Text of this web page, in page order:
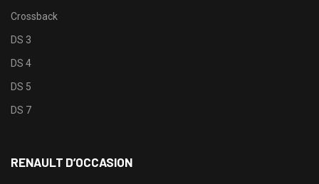
Crossback
DS 3
DS 4
DS 5
DS 7
RENAULT D’OCCASION